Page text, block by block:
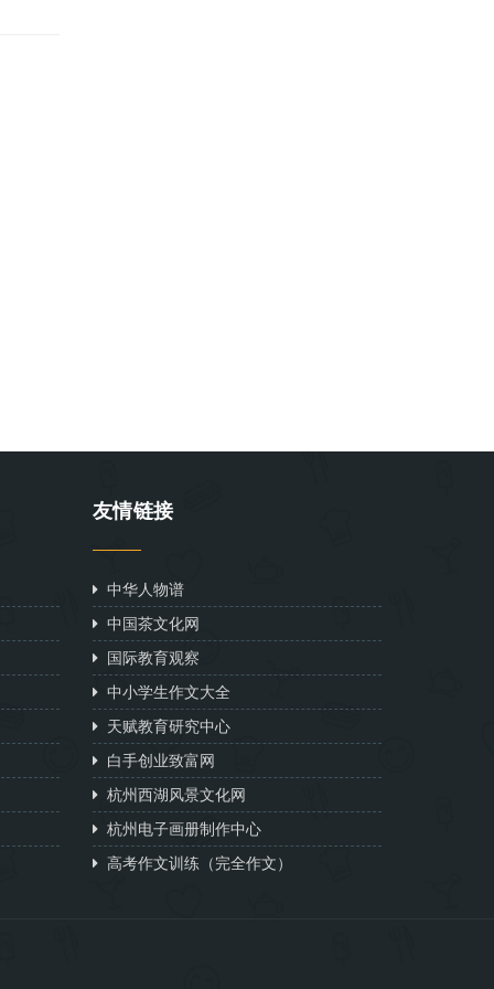
友情链接
中华人物谱
中国茶文化网
国际教育观察
中小学生作文大全
天赋教育研究中心
白手创业致富网
杭州西湖风景文化网
杭州电子画册制作中心
高考作文训练（完全作文）